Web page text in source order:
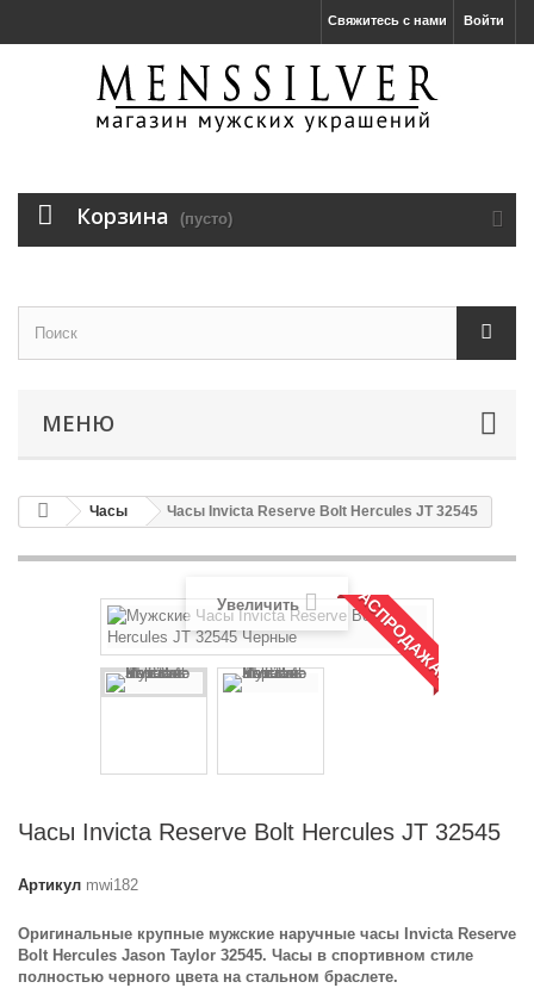
Войти
Свяжитесь с нами
Корзина (пусто)
МЕНЮ
Часы Часы Invicta Reserve Bolt Hercules JT 32545
РАСПРОДАЖА!
Увеличить
Часы Invicta Reserve Bolt Hercules JT 32545
Артикул mwi182
Оригинальные крупные мужские наручные часы Invicta Reserve
Bolt Hercules Jason Taylor 32545. Часы в спортивном стиле
полностью черного цвета на стальном браслете.